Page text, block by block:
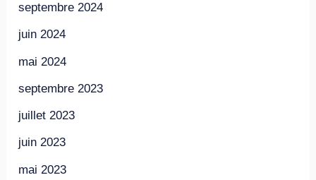
septembre 2024
juin 2024
mai 2024
septembre 2023
juillet 2023
juin 2023
mai 2023